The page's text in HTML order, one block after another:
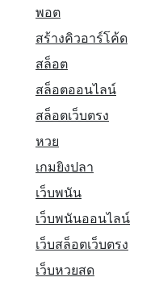
พอต
สร้างคิวอาร์โค้ด
สล็อต
สล็อตออนไลน์
สล็อตเว็บตรง
หวย
เกมยิงปลา
เว็บพนัน
เว็บพนันออนไลน์
เว็บสล็อตเว็บตรง
เว็บหวยสด